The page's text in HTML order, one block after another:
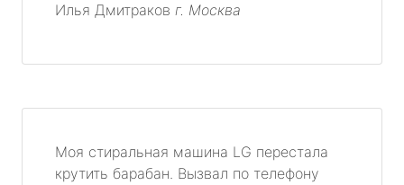
Илья Дмитраков г. Москва
Моя стиральная машина LG перестала
крутить барабан. Вызвал по телефону